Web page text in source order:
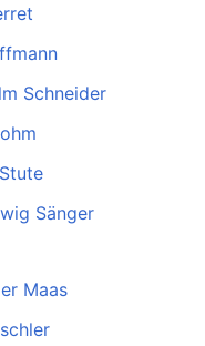
Schneider
Sänger
Maas